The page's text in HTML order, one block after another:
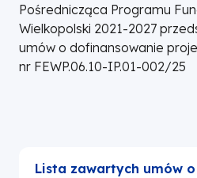
Pośrednicząca Programu
Wielkopolski 2021-2027
umów o dofinansowanie
nr FEWP.06.10-IP.01-002/25
Lista zawartych umów o